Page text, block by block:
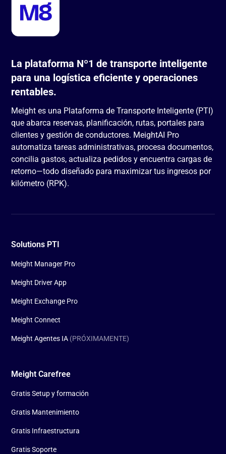
La plataforma Nº1 de transporte inteligente
para una logística eficiente y operaciones
rentables.
Meight es una Plataforma de Transporte Inteligente (PTI)
que abarca reservas, planificación, rutas, portales para
clientes y gestión de conductores. MeightAI Pro
automatiza tareas administrativas, procesa documentos,
concilia gastos, actualiza pedidos y encuentra cargas de
retorno—todo diseñado para maximizar tus ingresos por
kilómetro (RPK).
Solutions PTI
Meight Manager Pro
Meight Driver App
Meight Exchange Pro
Meight Connect
Meight Agentes IA (PRÓXIMAMENTE)
Meight Carefree
Gratis Setup y formación
Gratis Mantenimiento
Gratis Infraestructura
Gratis Soporte